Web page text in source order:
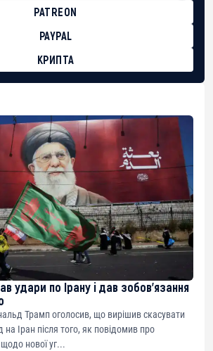
PATREON
PAYPAL
КРИПТА
удари по Ірану і дав зобов’язання
Трамп оголосив, що вирішив скасувати
Іран після того, як повідомив про
нової уг...